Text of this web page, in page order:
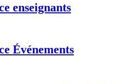
enseignants
Événements